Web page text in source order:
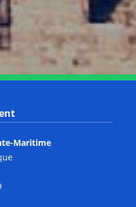
page Youtube
Maritime